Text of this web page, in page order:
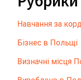
Hавчання за
Бізнес в Польщі
Визначні місця